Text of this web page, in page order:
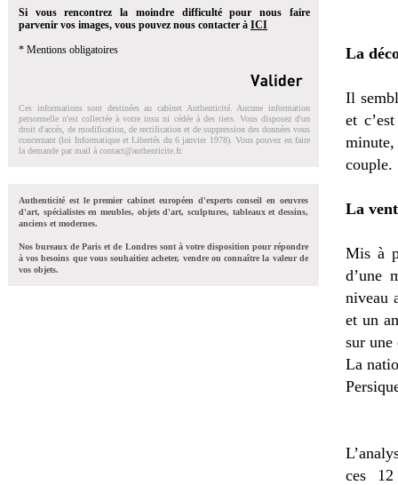
Si vous rencontrez la moindre difficulté pour nous faire
parvenir vos images, vous pouvez nous contacter à ICI
* Mentions obligatoires
Ces informations sont destinées au cabinet Authenticité. Aucune information
personnelle n'est collectée à votre insu ni cédée à des tiers. Vous disposez d'un
droit d'accés, de modification, de rectification et de suppression des données vous
concernant (loi Informatique et Libertés du 6 janvier 1978). Vous pouvez en faire
la demande par mail à contact@authenticite.fr.
Authenticité est le premier cabinet européen d'experts conseil en oeuvres
d'art, spécialistes en meubles, objets d'art, sculptures, tableaux et dessins,
anciens et modernes.
Nos bureaux de Paris et de Londres sont à votre disposition pour répondre
à vos besoins que vous souhaitiez acheter, vendre ou connaître la valeur de
vos objets.
La
Il
et
couple.
La
Mis à
d’une
niveau
et un
sur
La
ces